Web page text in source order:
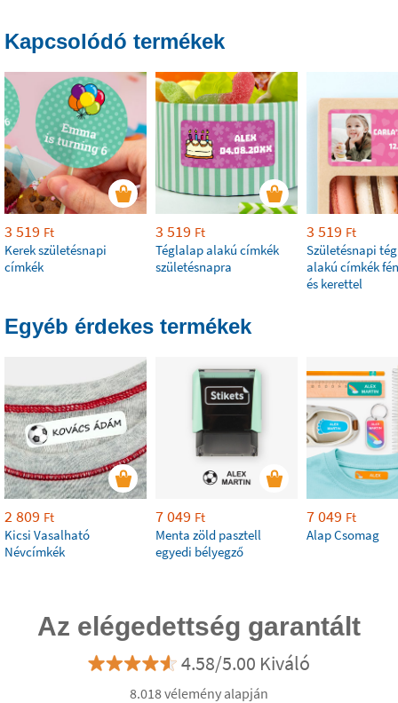
Kapcsolódó termékek
3 519 Ft
Kerek születésnapi
címkék
3 519 Ft
Téglalap alakú címkék
születésnapra
3 519 Ft
Születésnapi
alakú címkék
és kerettel
Egyéb érdekes termékek
2 809 Ft
Kicsi Vasalható
Névcímkék
7 049 Ft
Menta zöld pasztell
egyedi bélyegző
7 049 Ft
Alap Csomag
Az elégedettség garantált
4.58/5.00 Kiváló
8.018 vélemény alapján